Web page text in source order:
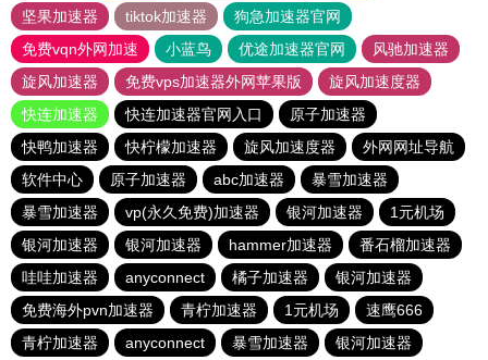
坚果加速器
tiktok加速器
狗急加速器官网
免费vqn外网加速
小蓝鸟 优途加速器官网
风驰加速器
旋风加速器
免费vps加速器外网苹果版
旋风加速度器
快连加速器
快连加速器官网入口
原子加速器
快鸭加速器
快柠檬加速器 旋风加速度器
外网网址导航
软件中心
原子加速器 abc加速器
暴雪加速器
暴雪加速器
vp(永久免费)加速器 银河加速器
1元机场
银河加速器
银河加速器 hammer加速器
番石榴加速器
哇哇加速器
anyconnect 橘子加速器
银河加速器
免费海外pvn加速器
青柠加速器 1元机场
速鹰666
青柠加速器
anyconnect 暴雪加速器 银河加速器